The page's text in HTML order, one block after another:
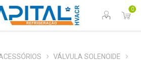
0
VÁLVULA SOLENOIDE